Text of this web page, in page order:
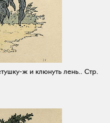
ж и клюнуть лень.. Стр.